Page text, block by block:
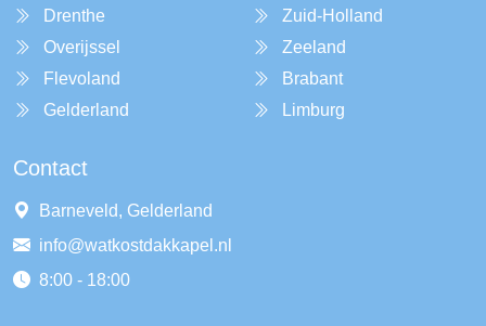
Drenthe
Overijssel
Flevoland
Gelderland
Zuid-Holland
Zeeland
Brabant
Limburg
Contact
Barneveld, Gelderland
info@watkostdakkapel.nl
8:00 - 18:00